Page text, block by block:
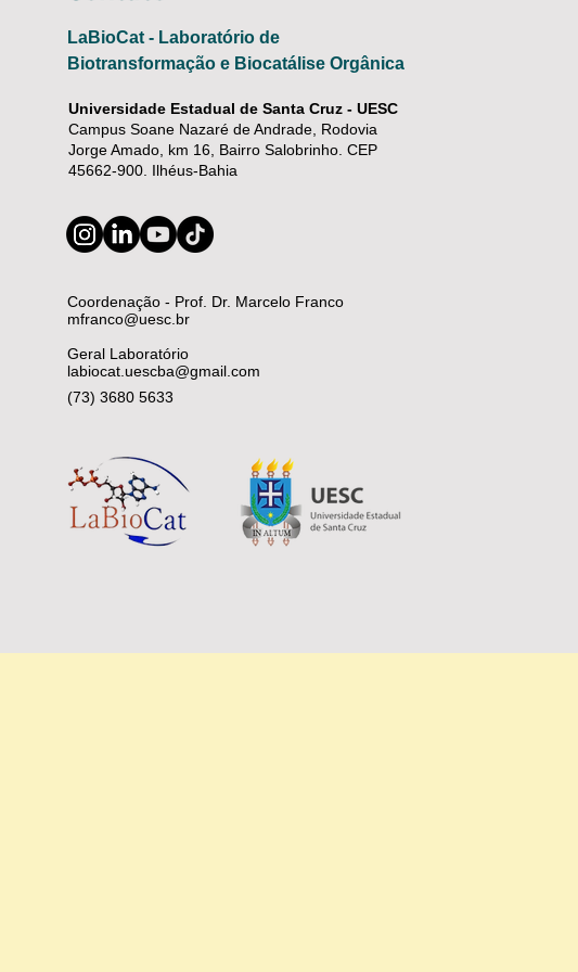
LaBioCat - Laboratório de
Biotransformação e Biocatálise Orgânica
Universidade Estadual de Santa Cruz - UESC
Campus Soane Nazaré de Andrade, Rodovia
Jorge Amado, km 16, Bairro Salobrinho. CEP
45662-900. Ilhéus-Bahia
Coordenação - Prof. Dr. Marcelo Franco
mfranco@uesc.br
Geral Laboratório
labiocat.uescba@gmail.com
(73) 3680 5633